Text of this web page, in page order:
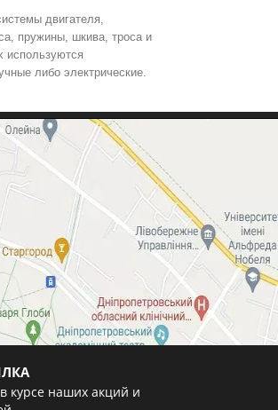
двигателя,
пружины, шкива, троса и
используются
либо электрические.
курсе наших акций и